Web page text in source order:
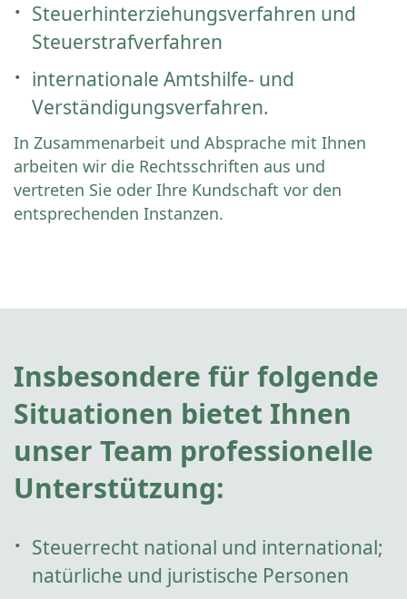
Steuerhinterziehungsverfahren und
Steuerstrafverfahren
internationale Amtshilfe- und
Verständigungsverfahren.
In Zusammenarbeit und Absprache mit Ihnen
arbeiten wir die Rechtsschriften aus und
vertreten Sie oder Ihre Kundschaft vor den
entsprechenden Instanzen.
Insbesondere für folgende
Situationen bietet Ihnen
unser Team professionelle
Unterstützung:
Steuerrecht national und international;
natürliche und juristische Personen